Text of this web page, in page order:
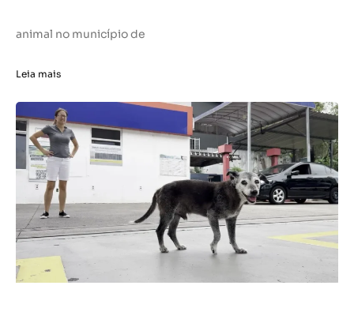
animal no município de
Leia mais